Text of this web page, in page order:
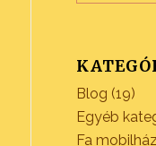
Blog (19)
Egyéb
Fa